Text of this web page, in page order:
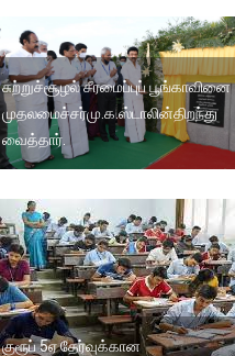
சுற்றுச்சூழல் சீரமைப்புப் பூங்காவினை
முதலமைச்சர்மு.க.ஸ்டாலின்திறந்து
வைத்தார்.
குரூப் 5ஏ தேர்வுக்கான